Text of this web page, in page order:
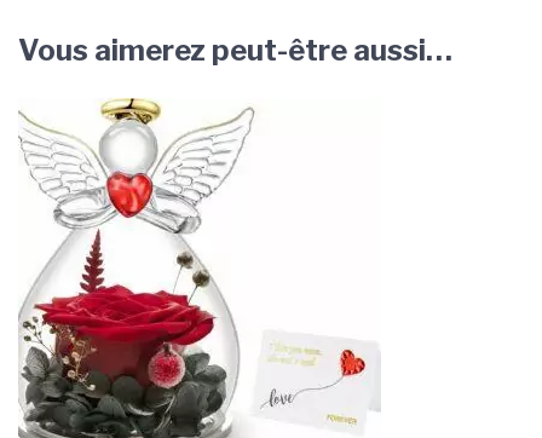
Vous aimerez peut-être aussi…